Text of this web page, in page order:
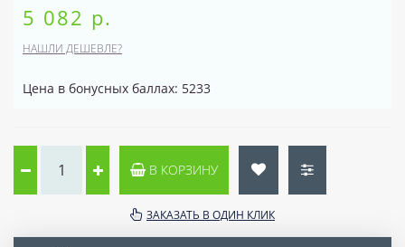
5 082 р.
НАШЛИ ДЕШЕВЛЕ?
Цена в бонусных баллах: 5233
В КОРЗИНУ
ЗАКАЗАТЬ В ОДИН КЛИК